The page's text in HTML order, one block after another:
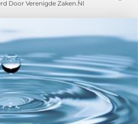
Door Verenigde Zaken.nl